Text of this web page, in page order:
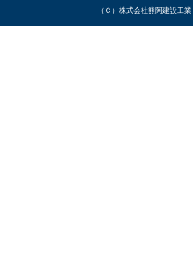
（Ｃ） 株式会社熊阿建設工業